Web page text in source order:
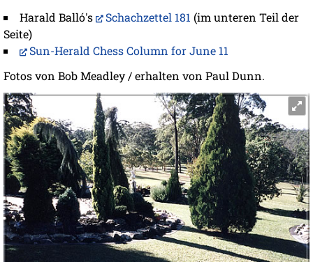
Harald Balló's
Schachzettel 181 (im unteren Teil der
Seite)
Sun-Herald Chess Column for June 11
Fotos von Bob Meadley / erhalten von Paul Dunn.